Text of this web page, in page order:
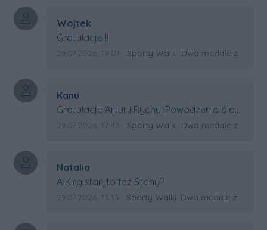
Autor komentarza:
Wojtek
Treść komentarza:
Gratulacje !!
Data dodania komentarza:
29.07.2026, 19:01 Źródło komentarza:
Sporty Walki: Dwa medale za oceanem
Autor komentarza:
Kanu
Treść komentarza:
Gratulacje Artur i Rychu. Powodzenia dla
Kirgistanu.
Data dodania komentarza:
29.07.2026, 17:43 Źródło komentarza:
Sporty Walki: Dwa medale za oceanem
Autor komentarza:
Natalia
Treść komentarza:
A Kirgistan to tez Stany?
Data dodania komentarza:
29.07.2026, 13:13 Źródło komentarza:
Sporty Walki: Dwa medale za oceanem